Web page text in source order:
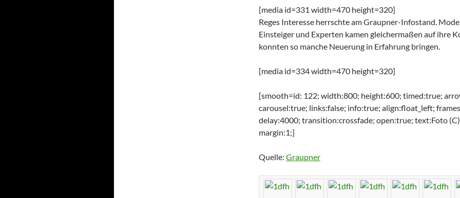
[media id=331 width=470 height=320]
Reges Interesse herrschte am Graupner-Infostand.
Einsteiger und Experten kamen gleichermaßen auf ihre
konnten so manche Neuerung in Erfahrung bringen.
[media id=334 width=470 height=320]
[smooth=id: 122; width:800; height:600; timed:true;
carousel:true; links:false; info:true; align:float_left;
delay:4000; transition:crossfade; open:true; text:Foto
margin:1;]
Quelle: Graupner